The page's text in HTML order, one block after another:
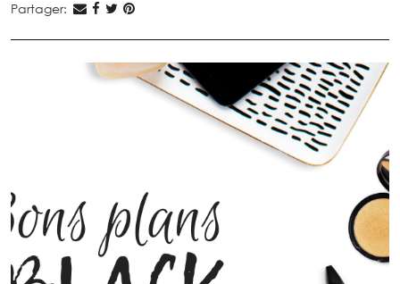
Partager: